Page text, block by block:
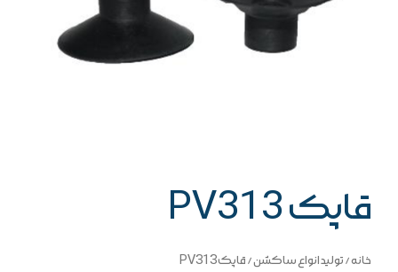
قاپک PV313
خانه/تولید انواع ساکشن/ قاپک PV313